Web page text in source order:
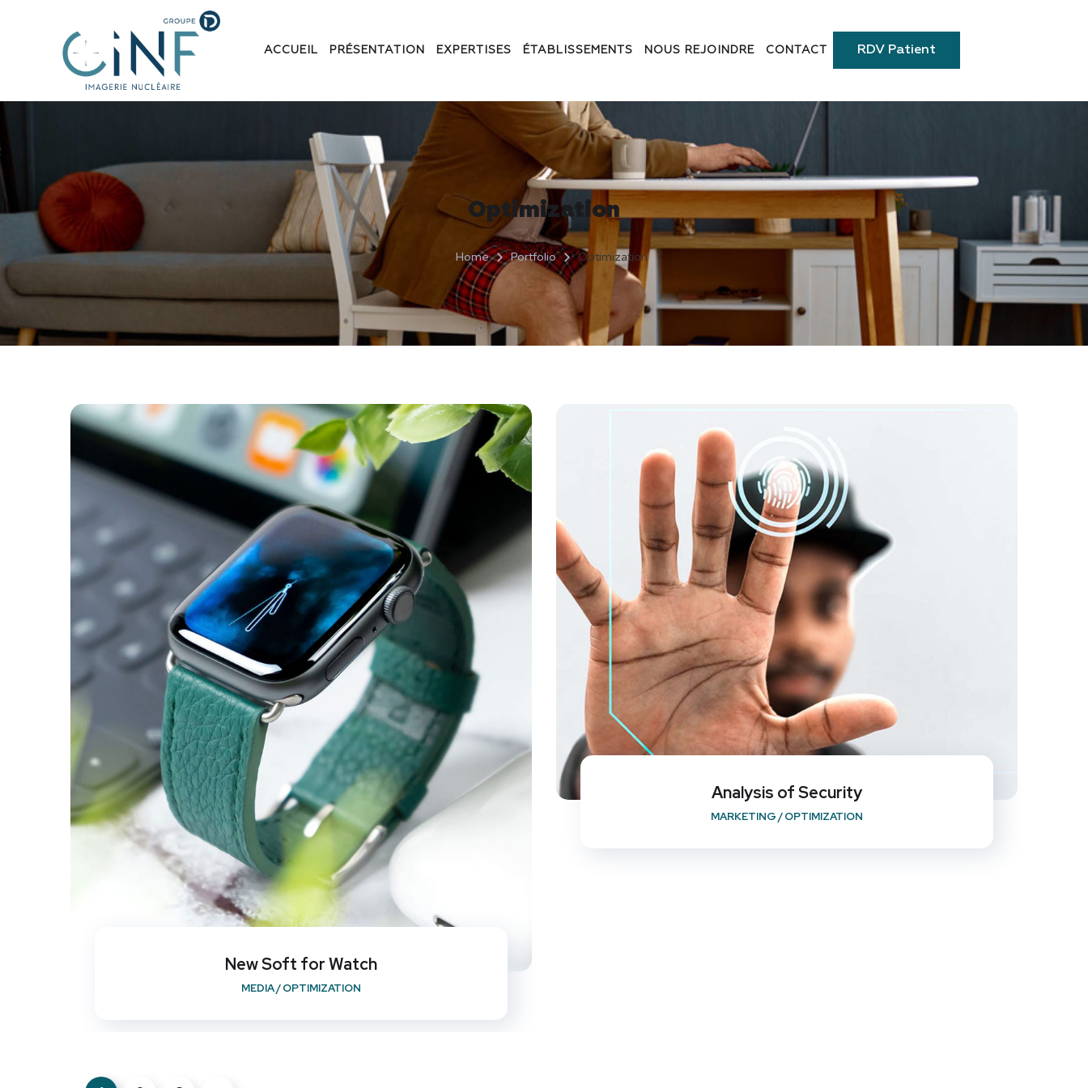
ACCUEIL PRÉSENTATION EXPERTISES ÉTABLISSEMENTS NOUS REJOINDRE CONTACT RDV Patient
Optimization
Home Portfolio Optimization
New Soft for Watch
MEDIA/OPTIMIZATION
Analysis of Security
MARKETING/OPTIMIZATION